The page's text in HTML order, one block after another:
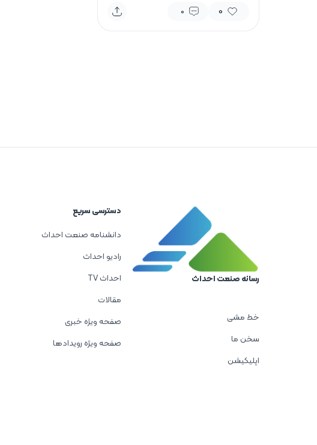
0
0
رسانه صنعت احداث
خط مشی
سخن ما
اپلیکیشن
دسترسی سریع
دانشنامه صنعت احداث
رادیو احداث
احداث TV
مقالات
صفحه ویژه خبری
صفحه ویژه رویدادها